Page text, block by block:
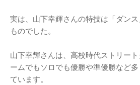
実は、山下幸輝さんの特技は「ダン
ものでした。
山下幸輝さんは、高校時代ストリー
ームでもソロでも優勝や準優勝など
ています。